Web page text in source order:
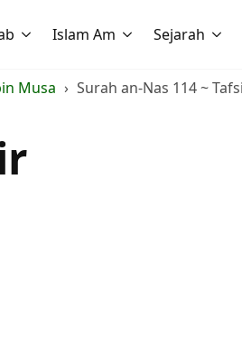
Islam Am Sejarah
Musa Surah an-Nas 114 ~